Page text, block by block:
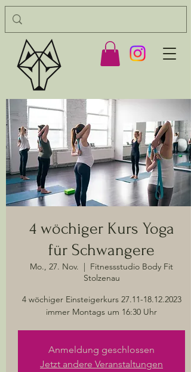
4 wöchiger Kurs Yoga
für Schwangere
Mo., 27. Nov.
  |
Fitnessstudio Body Fit
Stolzenau
4 wöchiger Einsteigerkurs 27.11-18.12.2023
immer Montags um 16:30 Uhr
Anmeldung geschlossen
Jetzt andere Veranstaltungen